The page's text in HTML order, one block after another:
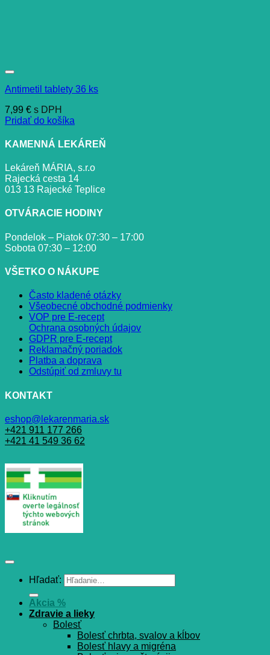
Antimetil tablety 36 ks
7,99 € s DPH
Pridať do košíka
KAMENNÁ LEKÁREŇ
Lekáreň MÁRIA, s.r.o
Rajecká cesta 14
013 13 Rajecké Teplice
OTVÁRACIE HODINY
Pondelok – Piatok 07:30 – 17:00
Sobota 07:30 – 12:00
VŠETKO O NÁKUPE
Často kladené otázky
Všeobecné obchodné podmienky
VOP pre E-recept
Ochrana osobných údajov
GDPR pre E-recept
Reklamačný poriadok
Platba a doprava
Odstúpiť od zmluvy tu
KONTAKT
eshop@lekarenmaria.sk
+421 911 177 266
+421 41 549 36 62
Hľadať:
Akcia %
Zdravie a lieky
Bolesť
Bolesť chrbta, svalov a kĺbov
Bolesť hlavy a migréna